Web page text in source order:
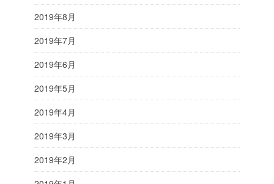
2019年8月
2019年7月
2019年6月
2019年5月
2019年4月
2019年3月
2019年2月